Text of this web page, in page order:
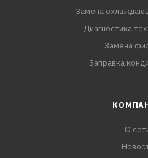
Замена
Диагностика
Замена
Заправка
О